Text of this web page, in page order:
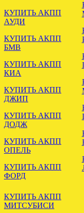
Установлена акпп бмв
.
Отправлена мкпп
.
КУПИТЬ АКПП
АУДИ
КУПИТЬ АКПП
БМВ
КУПИТЬ АКПП
КИА
КУПИТЬ АКПП
ДЖИП
КУПИТЬ АКПП
ДОДЖ
КУПИТЬ АКПП
ОПЕЛЬ
КУПИТЬ АКПП
ФОРД
КУПИТЬ АКПП
МИТСУБИСИ